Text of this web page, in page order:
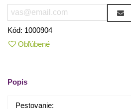
Kód: 1000904
Obľúbené
Popis
Pestovanie: